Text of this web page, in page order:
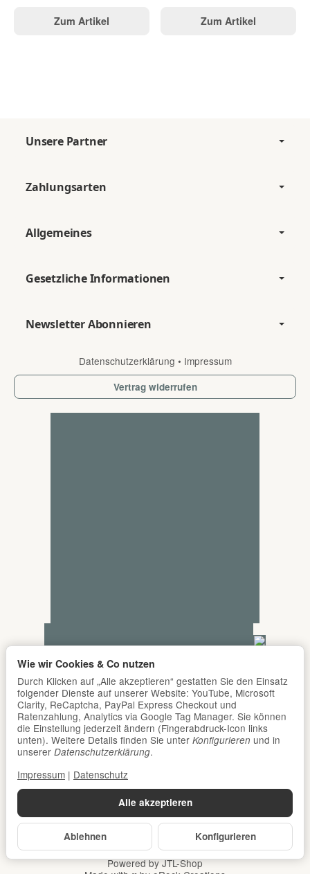
Zum Artikel Zum Artikel
Unsere Partner
Zahlungsarten
Allgemeines
Gesetzliche Informationen
Newsletter Abonnieren
Datenschutzerklärung • Impressum
Vertrag widerrufen
Alle Preise inkl. gesetzlicher USt., zzgl.Versand
© DER Babyladen Erlangen
Powered byJTL-Shop
Alle akzeptieren
Ablehnen Konfigurieren
Wie wir Cookies & Co nutzen
Durch Klicken auf „Alle akzeptieren“ gestatten Sie den Einsatz
folgender Dienste auf unserer Website: YouTube, Microsoft
Clarity, ReCaptcha, PayPal Express Checkout und
Ratenzahlung, Analytics via Google Tag Manager. Sie können
die Einstellung jederzeit ändern (Fingerabdruck-Icon links
unten). Weitere Details finden Sie unter Konfigurieren und in
unserer Datenschutzerklärung.
Impressum | Datenschutz